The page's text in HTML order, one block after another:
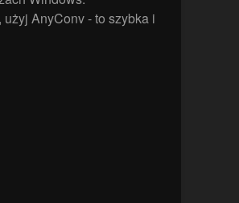
AnyConv - to szybka i